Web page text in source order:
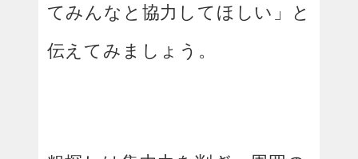
てみんなと協力してほしい」と
伝えてみましょう。